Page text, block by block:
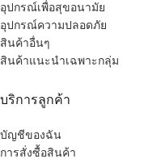
อุปกรณ์เพื่อสุขอนามัย
อุปกรณ์ความปลอดภัย
สินค้าอื่นๆ
สินค้าแนะนำเฉพาะกลุ่ม
บริการลูกค้า
บัญชีของฉัน
การสั่งซื้อสินค้า